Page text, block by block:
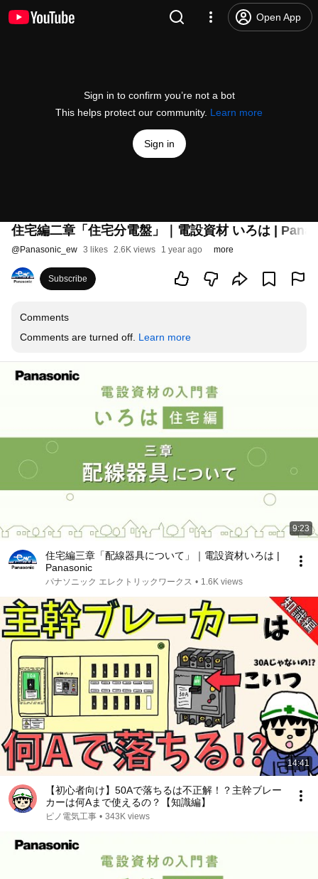
Open App
Sign in to confirm you’re not a bot
This helps protect our community. Learn more
Sign in
住宅編二章「住宅分電盤」｜電設資材 いろは |
@Panasonic_ew 3 likes 2.6K views 1 year ago more
Subscribe
Comments
Comments are turned off. Learn more
9:23
住宅編三章「配線器具について」｜電設資材いろは |
Panasonic
パナソニック エレクトリックワークス • 1.6K views
14:41
【初心者向け】50Aで落ちるは不正解！？主幹ブレー
カーは何Aまで使えるの？【知識編】
ピノ電気工事 • 343K views